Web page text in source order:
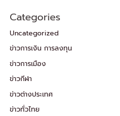
Categories
Uncategorized
ข่าวการเงิน การลงทุน
ข่าวการเมือง
ข่าวกีฬา
ข่าวต่างประเทศ
ข่าวทั่วไทย